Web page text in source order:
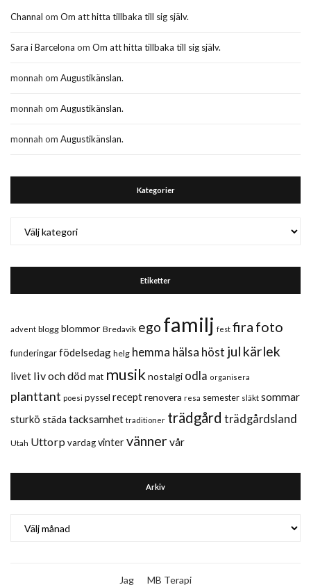
Channal om Om att hitta tillbaka till sig själv.
Sara i Barcelona om Om att hitta tillbaka till sig själv.
monnah om Augustikänslan.
monnah om Augustikänslan.
monnah om Augustikänslan.
Kategorier
Etiketter
advent blogg blommor Bredavik ego familj fest fira foto
funderingarfödelsedag helg hemma hälsa höst jul kärlek
livet liv och dödmat musik nostalgi odla organisera
planttant poesi pyssel receptrenovera resa semester släkt sommar
sturkö städa tacksamhet traditioner trädgård trädgårdsland
Utah Uttorp vardagvintervänner vår
Arkiv
Jag MB Terapi